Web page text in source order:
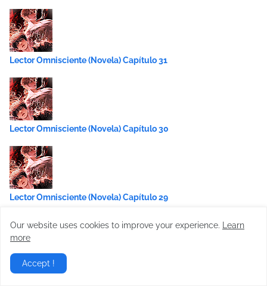
Lector Omnisciente (Novela) Capítulo 31
Lector Omnisciente (Novela) Capítulo 30
Lector Omnisciente (Novela) Capítulo 29
Lector Omnisciente (Novela) Capítulo 28
Our website uses cookies to improve your experience.
Learn
more
Accept !